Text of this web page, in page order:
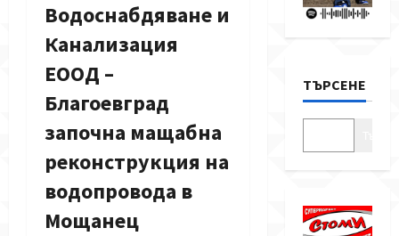
Водоснабдяване и
Канализация
ЕООД –
Благоевград
започна мащабна
реконструкция на
водопровода в
Мощанец
ТЪРСЕНЕ